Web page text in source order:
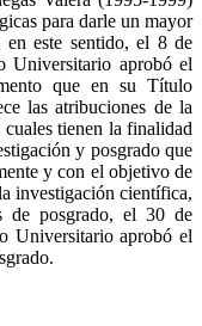
para darle un mayor
este sentido, el 8 de
Universitario aprobó el
que en su Título
las atribuciones de la
tienen la finalidad
y posgrado que
y con el objetivo de
investigación científica,
de posgrado, el 30 de
Universitario aprobó el